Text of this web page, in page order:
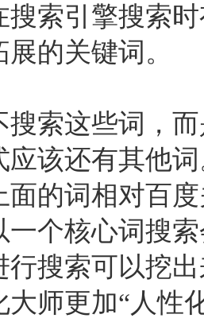
搜索引擎搜索
的关键词。
搜索这些词，
该还有其他
面的词相对百
个核心词搜
搜索可以挖
师更加“人性